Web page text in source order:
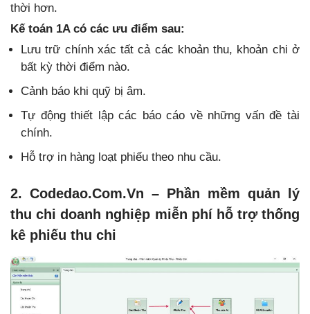
thời hơn.
Kế toán 1A có các ưu điểm sau:
Lưu trữ chính xác tất cả các khoản thu, khoản chi ở
bất kỳ thời điểm nào.
Cảnh báo khi quỹ bị âm.
Tự động thiết lập các báo cáo về những vấn đề tài
chính.
Hỗ trợ in hàng loạt phiếu theo nhu cầu.
2. Codedao.Com.Vn – Phần mềm quản lý
thu chi doanh nghiệp miễn phí hỗ trợ thống
kê phiếu thu chi